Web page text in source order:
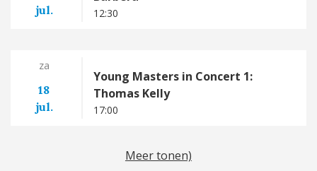
jul. 12:30
za
18
jul.
Young Masters in Concert 1:
Thomas Kelly
17:00
Meer tonen)